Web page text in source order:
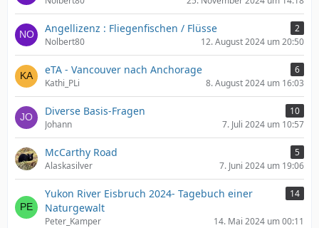
Angellizenz : Fliegenfischen / Flüsse
2
Nolbert80
12. August 2024 um 20:50
eTA - Vancouver nach Anchorage
6
Kathi_PLi
8. August 2024 um 16:03
Diverse Basis-Fragen
10
Johann
7. Juli 2024 um 10:57
McCarthy Road
5
Alaskasilver
7. Juni 2024 um 19:06
Yukon River Eisbruch 2024- Tagebuch einer
Naturgewalt
14
Peter_Kamper 14. Mai 2024 um 00:11